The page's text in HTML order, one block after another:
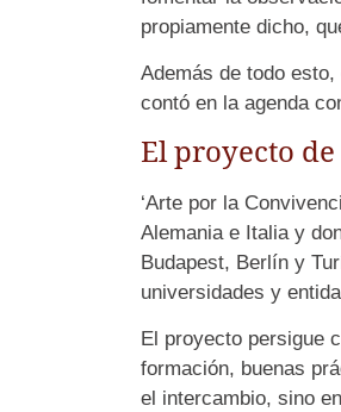
propiamente dicho,
Además de todo
contó en la agenda
El proyecto de
‘Arte por la
Alemania e Italia y
Budapest, Berlín y
universidades y
El proyecto persigue
formación, buenas
el intercambio, sino